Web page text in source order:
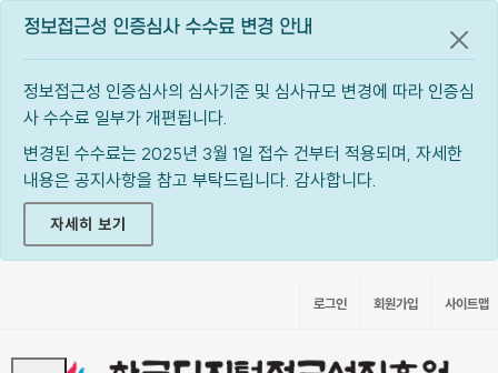
정보접근성 인증심사 수수료 변경 안내
정보접근성 인증심사의 심사기준 및 심사규모 변경에 따라 인증심
사 수수료 일부가 개편됩니다.
변경된 수수료는 2025년 3월 1일 접수 건부터 적용되며, 자세한
내용은 공지사항을 참고 부탁드립니다. 감사합니다.
자세히 보기
공지
로그인 회원가입 사이트맵